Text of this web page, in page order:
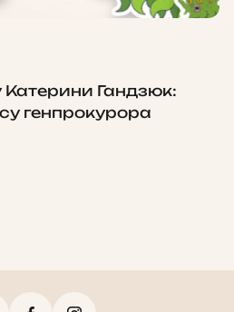
Катерини Гандзюк:
генпрокурора